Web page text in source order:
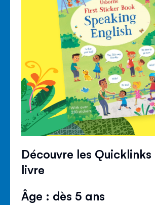
Découvre les
livre
Âge : dès 5 ans